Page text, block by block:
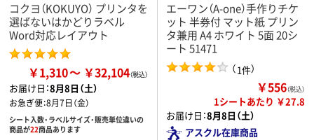
コクヨ（KOKUYO） プリンタを
選ばないはかどりラベル
Word対応レイアウト
￥1,310 ￥32,104
お届け日：8月8日（土）
お急ぎ便：8月7日（金）
シート入数・ラベルサイズ・販売単位違いの
商品が22商品あります
エーワン（A-one）手作りチケ
ット 半券付 マット紙 プリン
タ兼用 A4 ホワイト 5面 20シ
ート 51471
（1件）
￥556（税込）
1シートあたり ￥27.8
お届け日：8月8日（土）
アスクル在庫商品